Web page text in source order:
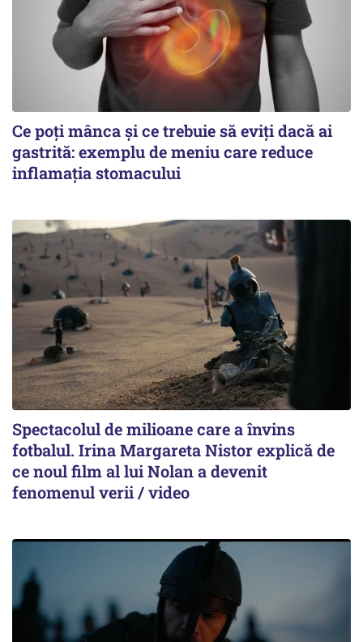
Ce poți mânca și ce trebuie să eviți dacă ai
gastrită: exemplu de meniu care reduce
inflamația stomacului
Spectacolul de milioane care a învins
fotbalul. Irina Margareta Nistor explică de
ce noul film al lui Nolan a devenit
fenomenul verii / video